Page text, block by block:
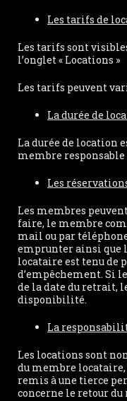
Les tarifs de
Les tarifs sont
l’onglet « Locations »
Les tarifs peuvent
La durée de
La durée de location
membre responsable
Les
Les membres
faire, le membre
mail ou par
emprunter ainsi que
locataire est tenu de
d’empêchement. Si
de la date du retrait,
disponibilité.
La
Les locations sont
du membre
remis à une tierce
concerne le retour